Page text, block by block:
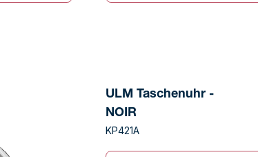
ULM Taschenuhr -
NOIR
KP421A